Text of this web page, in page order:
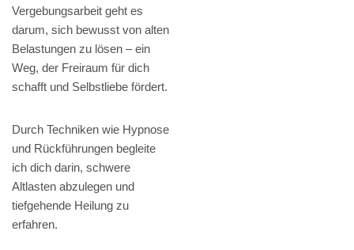
Vergebungsarbeit geht es
darum, sich bewusst von alten
Belastungen zu lösen – ein
Weg, der Freiraum für dich
schafft und Selbstliebe fördert.
Durch Techniken wie Hypnose
und Rückführungen begleite
ich dich darin, schwere
Altlasten abzulegen und
tiefgehende Heilung zu
erfahren.